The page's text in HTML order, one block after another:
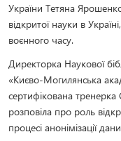
України Тетяна
відкритої науки в
воєнного часу.
Директорка Наукової
«Києво-Могилянська
сертифікована
розповіла про роль
процесі анонімізації